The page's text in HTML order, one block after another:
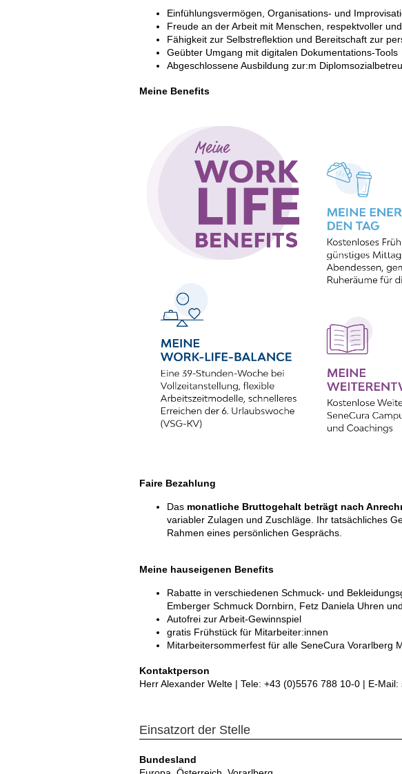
Einfühlungsvermögen, Organisations- und
Freude an der Arbeit mit Menschen, respektvoller
Fähigkeit zur Selbstreflektion und Bereitschaft zur
Geübter Umgang mit digitalen Dokumentations-Tools
Abgeschlossene Ausbildung zur:m
Meine Benefits
Faire Bezahlung
Das monatliche Bruttogehalt beträgt nach
variabler Zulagen und Zuschläge. Ihr tatsächliches
Rahmen eines persönlichen Gesprächs.
Meine hauseigenen Benefits
Rabatte in verschiedenen Schmuck- und
Emberger Schmuck Dornbirn, Fetz Daniela Uhren
Autofrei zur Arbeit-Gewinnspiel
gratis Frühstück für Mitarbeiter:innen
Mitarbeitersommerfest für alle SeneCura Vorarlberg
Kontaktperson
Herr Alexander Welte | Tele: +43 (0)5576 788 10-0 | E-
Einsatzort der Stelle
Bundesland